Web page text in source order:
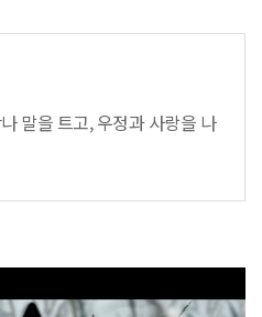
말을 트고, 우정과 사랑을 나